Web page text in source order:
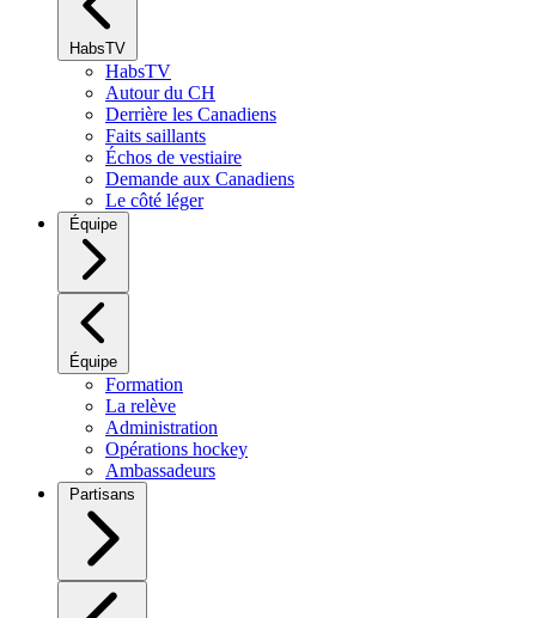
HabsTV
HabsTV
Autour du CH
Derrière les Canadiens
Faits saillants
Échos de vestiaire
Demande aux Canadiens
Le côté léger
Équipe
Équipe
Formation
La relève
Administration
Opérations hockey
Ambassadeurs
Partisans